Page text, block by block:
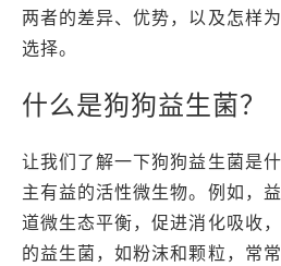
两者的差异、优势，以及怎样
选择。
什么是狗狗益生菌？
让我们了解一下狗狗益生菌是
主有益的活性微生物。例如，
道微生态平衡，促进消化吸收
的益生菌，如粉沫和颗粒，常